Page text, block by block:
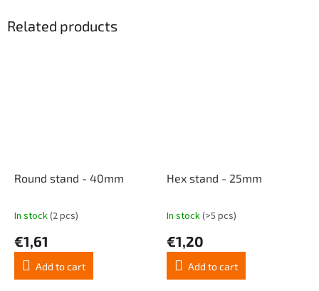
Related products
Round stand - 40mm
The
product
rating
In stock(2 pcs)
€1,61
Add to cart
Hex stand - 25mm
The
product
rating
In stock(>5 pcs)
€1,20
Add to cart